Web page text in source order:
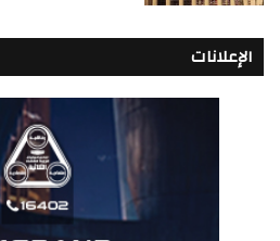
الإعلانات